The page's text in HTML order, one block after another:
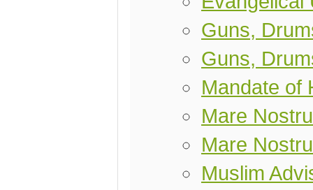
Guns,
Guns,
Mandate of
Mare
Mare
Muslim